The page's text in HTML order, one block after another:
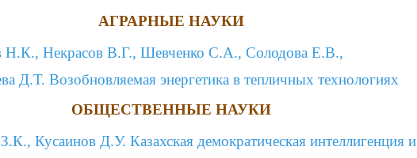
АГРАРНЫЕ НАУКИ
Н.К., Некрасов В.Г., Шевченко С.А., Солодова Е.В.,
Д.Т. Возобновляемая энергетика в тепличных технологиях
ОБЩЕСТВЕННЫЕ НАУКИ
Кусаинов Д.У. Казахская демократическая интеллигенция и